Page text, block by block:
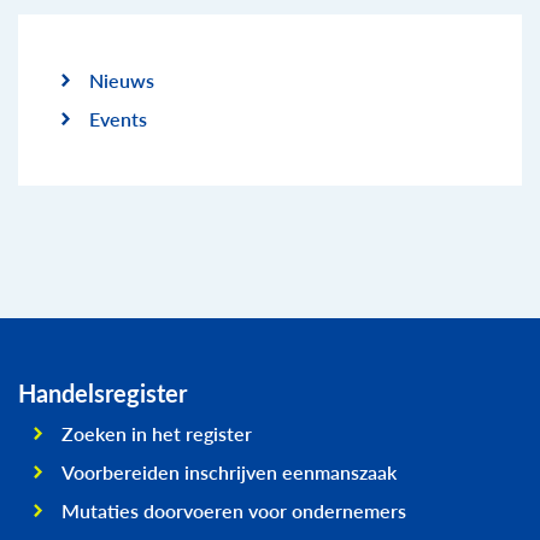
Nieuws
Events
Handelsregister
Zoeken in het register
Voorbereiden inschrijven eenmanszaak
Mutaties doorvoeren voor ondernemers